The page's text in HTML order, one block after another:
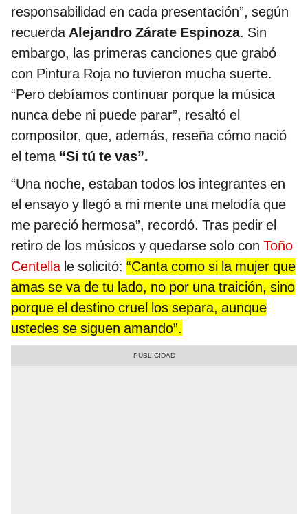
responsabilidad en cada presentación”, según
recuerdaAlejandro Zárate Espinoza. Sin
embargo, las primeras canciones que grabó
con Pintura Roja no tuvieron mucha suerte.
“Pero debíamos continuar porque la música
nunca debe ni puede parar”, resaltó el
compositor, que, además, reseña cómo nació
el tema “Si tú te vas”.
“Una noche, estaban todos los integrantes en
el ensayo y llegó a mi mente una melodía que
me pareció hermosa”, recordó. Tras pedir el
retiro de los músicos y quedarse solo con Toño
Centellale solicitó: “Canta como si la mujer que
amas se va de tu lado, no por una traición, sino
porque el destino cruel los separa, aunque
ustedes se siguen amando”.